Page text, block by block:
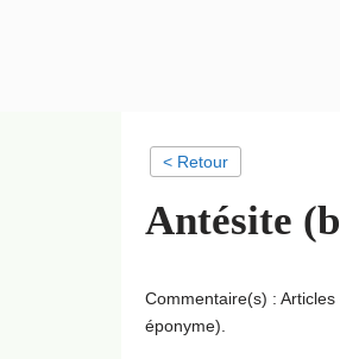
< Retour
Antésite
Commentaire(s) :
éponyme).